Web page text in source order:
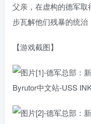
父亲，在虚构的德军
步瓦解他们残暴的统治
【游戏截图】